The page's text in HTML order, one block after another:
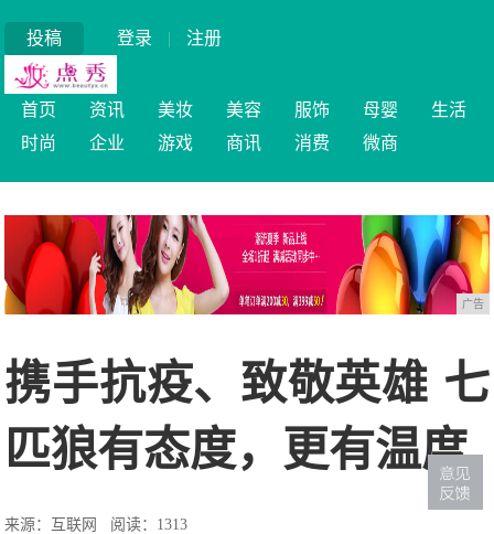
投稿 登录 | 注册
首页 资讯 美妆 美容 服饰 母婴
生活
时尚
企业 游戏 商讯 消费 微商
广告
携手抗疫、致敬英雄 七
匹狼有态度，更有温度
来源：互联网 阅读：1313